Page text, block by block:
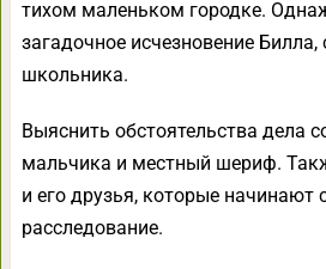
тихом маленьком городке.
загадочное исчезновение
школьника.
Выяснить обстоятельства дела
мальчика и местный шериф.
и его друзья, которые начинают
расследование.